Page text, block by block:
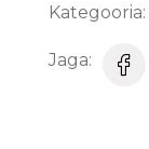
Kategooria:
Jaga: